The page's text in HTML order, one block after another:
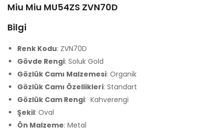
Miu Miu MU54ZS ZVN70D
Bilgi
Renk Kodu: ZVN70D
Gövde Rengi: Soluk Gold
Gözlük Camı Malzemesi: Organik
Gözlük Camı Özellikleri: Standart
Gözlük Cam Rengi: Kahverengi
Şekil: Oval
Ön Malzeme: Metal